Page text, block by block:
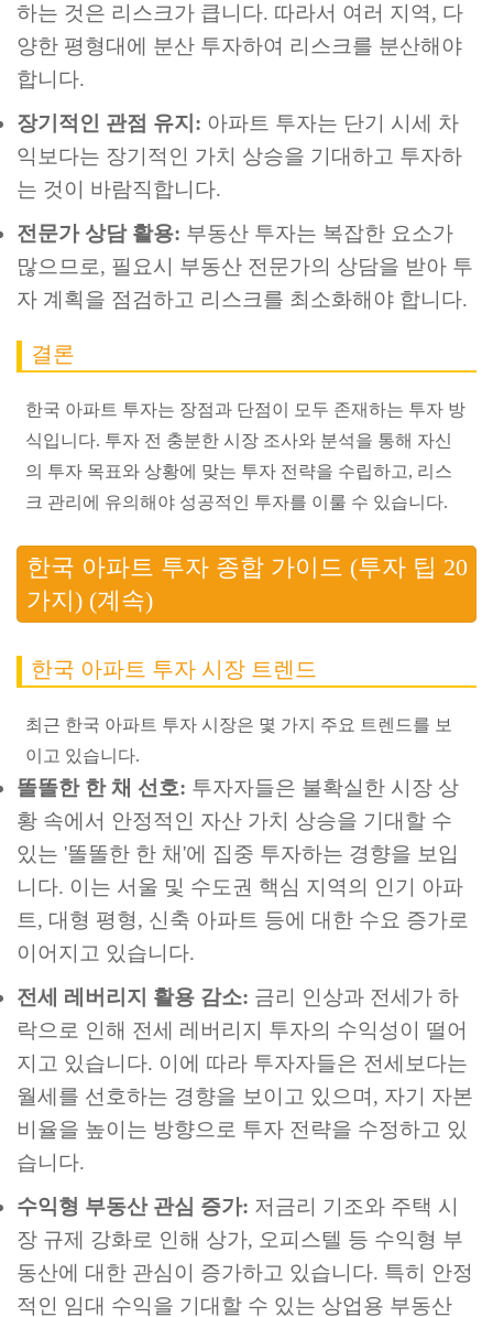
하는 것은 리스크가 큽니다. 따라서 여러 지역, 다
양한 평형대에 분산 투자하여 리스크를 분산해야
합니다.
장기적인 관점 유지: 아파트 투자는 단기 시세 차
익보다는 장기적인 가치 상승을 기대하고 투자하
는 것이 바람직합니다.
전문가 상담 활용: 부동산 투자는 복잡한 요소가
많으므로, 필요시 부동산 전문가의 상담을 받아 투
자 계획을 점검하고 리스크를 최소화해야 합니다.
결론
한국 아파트 투자는 장점과 단점이 모두 존재하는 투자 방
식입니다. 투자 전 충분한 시장 조사와 분석을 통해 자신
의 투자 목표와 상황에 맞는 투자 전략을 수립하고, 리스
크 관리에 유의해야 성공적인 투자를 이룰 수 있습니다.
한국 아파트 투자 종합 가이드 (투자 팁 20
가지) (계속)
한국 아파트 투자 시장 트렌드
최근 한국 아파트 투자 시장은 몇 가지 주요 트렌드를 보
이고 있습니다.
똘똘한 한 채 선호: 투자자들은 불확실한 시장 상
황 속에서 안정적인 자산 가치 상승을 기대할 수
있는 '똘똘한 한 채'에 집중 투자하는 경향을 보입
니다. 이는 서울 및 수도권 핵심 지역의 인기 아파
트, 대형 평형, 신축 아파트 등에 대한 수요 증가로
이어지고 있습니다.
전세 레버리지 활용 감소: 금리 인상과 전세가 하
락으로 인해 전세 레버리지 투자의 수익성이 떨어
지고 있습니다. 이에 따라 투자자들은 전세보다는
월세를 선호하는 경향을 보이고 있으며, 자기 자본
비율을 높이는 방향으로 투자 전략을 수정하고 있
습니다.
수익형 부동산 관심 증가: 저금리 기조와 주택 시
장 규제 강화로 인해 상가, 오피스텔 등 수익형 부
동산에 대한 관심이 증가하고 있습니다. 특히 안정
적인 임대 수익을 기대할 수 있는 상업용 부동산